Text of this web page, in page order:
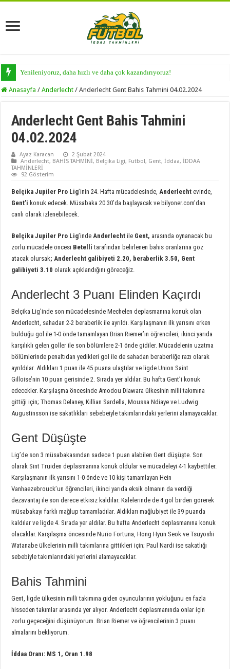
Yenileniyoruz, daha hızlı ve daha çok kazandırıyoruz!
Anasayfa / Anderlecht / Anderlecht Gent Bahis Tahmini 04.02.2024
Anderlecht Gent Bahis Tahmini
04.02.2024
Ayaz Karacan
2 Şubat 2024
Anderlecht, BAHİS TAHMİNİ, Belçika Ligi, Futbol, Gent,İddaa,İDDAA
TAHMİNLERİ
92 Gösterim
Belçika Jupiler Pro Lig’inin 24. Hafta mücadelesinde, Anderlechtevinde,
Gent’i konuk edecek. Müsabaka 20.30’da başlayacak ve bilyoner.com’dan
canlı olarak izlenebilecek.
Belçika Jupiler Pro Lig’inde Anderlechtile Gent, arasında oynanacak bu
zorlu mücadele öncesi Betellitarafından belirlenen bahis oranlarına göz
atacak olursak; Anderlecht galibiyeti 2.20, beraberlik 3.50, Gent
galibiyeti 3.10olarak açıklandığını göreceğiz.
Anderlecht 3 Puanı Elinden Kaçırdı
Belçika Lig’inde son mücadelesinde Mechelen deplasmanına konuk olan
Anderlecht, sahadan 2-2 beraberlik ile ayrıldı. Karşılaşmanın ilk yarısını erken
bulduğu gol ile 1-0 önde tamamlayan Brian Riemer’in öğrencileri, ikinci yarıda
karşılıklı gelen goller ile son bölümlere 2-1 önde gidiler. Mücadelenin uzatma
bölümlerinde penaltıdan yedikleri gol ile de sahadan beraberliğe razı olarak
ayrıldılar. Aldıkları 1 puan ile 45 puana ulaştılar ve ligde Union Saint
Gilloise’nin 10 puan gerisinde 2. Sırada yer aldılar. Bu hafta Gent’i konuk
edecekler. Karşılaşma öncesinde Amodou Diawara ülkesinin milli takımına
gittiği için; Thomas Delaney, Killian Sardella, Moussa Ndiaye ve Ludwig
Augustinsson ise sakatlıkları sebebeiyle takımlarındaki yerlerini alamayacaklar.
Gent Düşüşte
Lig’de son 3 müsabakasından sadece 1 puan alabilen Gent düşüşte. Son
olarak Sint Truiden deplasmanına konuk oldular ve mücadeleyi 4-1 kaybettiler.
Karşılaşmanın ilk yarısını 1-0 önde ve 10 kişi tamamlayan Hein
Vanhaezebrouck’un öğrencileri, ikinci yarıda eksik olmanın da verdiği
dezavantaj ile son derece etkisiz kaldılar. Kalelerinde de 4 gol birden görerek
müsabakayı farklı mağlup tamamladılar. Aldıkları mağlubiyet ile 39 puanda
kaldılar ve ligde 4. Sırada yer aldılar. Bu hafta Anderlecht deplasmanına konuk
olacaklar. Karşılaşma öncesinde Nurio Fortuna, Hong Hyun Seok ve Tsuyoshi
Watanabe ülkelerinin milli takımlarına gittikleri için; Paul Nardi ise sakatlığı
sebebiyle takımlarındaki yerlerini alamayacaklar.
Bahis Tahmini
Gent, ligde ülkesinin milli takımına giden oyuncularının yokluğunu en fazla
hisseden takımlar arasında yer alıyor. Anderlecht deplasmanında onlar için
zorlu geçeceğini düşünüyorum. Brian Riemer ve öğrencilerinin 3 puanı
almalarını bekliyorum.
İddaa Oranı: MS 1, Oran 1.98